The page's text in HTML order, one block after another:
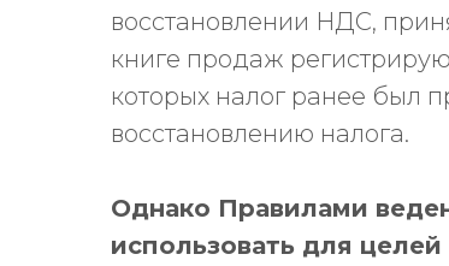
восстановлении НДС,
книге продаж
которых налог ранее был
восстановлению налога.
Однако Правилами
использовать для